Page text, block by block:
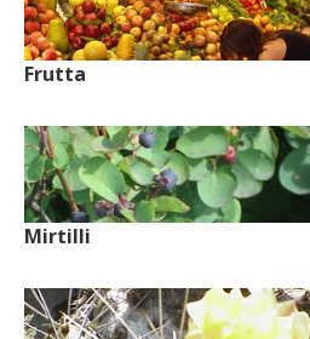
Frutta
Mirtilli